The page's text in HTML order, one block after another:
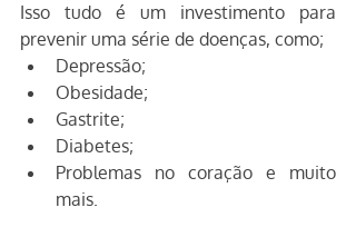
Isso tudo é um investimento para
prevenir uma série de doenças, como;
Depressão;
Obesidade;
Gastrite;
Diabetes;
Problemas no coração e muito
mais.